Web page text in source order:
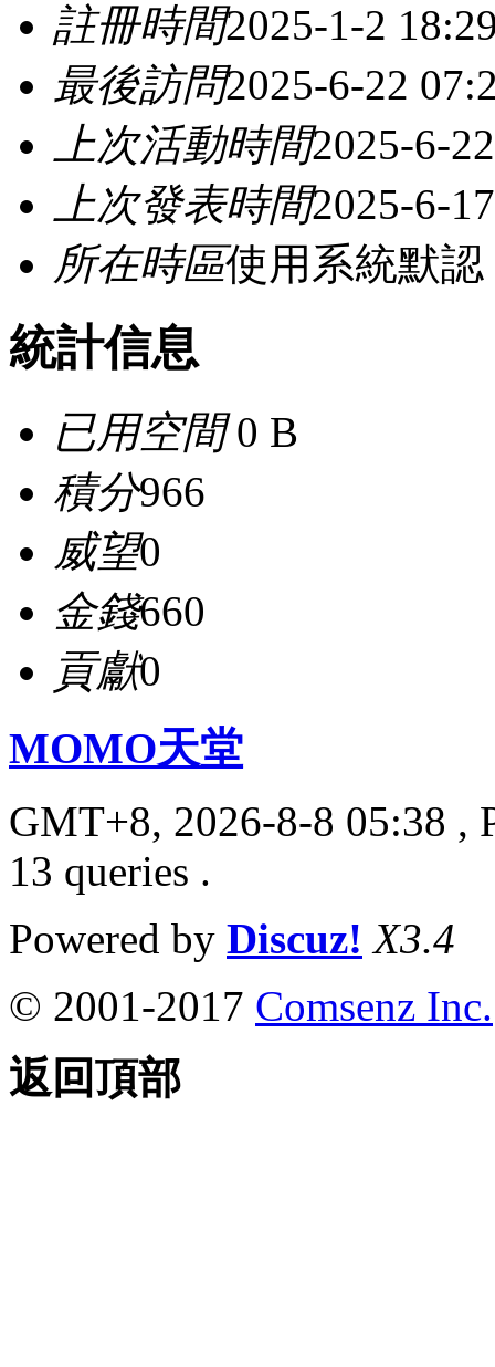
註冊時間2025-1-2
最後訪問2025-6-22
上次活動時間2025-6-
上次發表時間2025-6-
所在時區使用系統默認
統計信息
已用空間0 B
積分966
威望0
金錢660
貢獻0
MOMO天堂
GMT+8, 2026-8-8 05:38 ,
13 queries .
Powered by Discuz! X3.4
© 2001-2017 Comsenz Inc.
返回頂部